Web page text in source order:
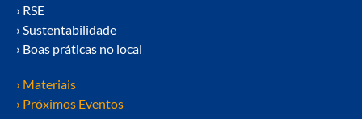
› RSE
› Sustentabilidade
› Boas práticas no local
› Materiais
› Próximos Eventos